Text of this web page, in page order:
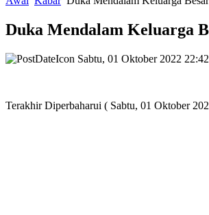
Duka Mendalam Keluarga
Sabtu, 01 Oktober 2022 22:42
Terakhir Diperbaharui ( Sabtu, 01 Oktober